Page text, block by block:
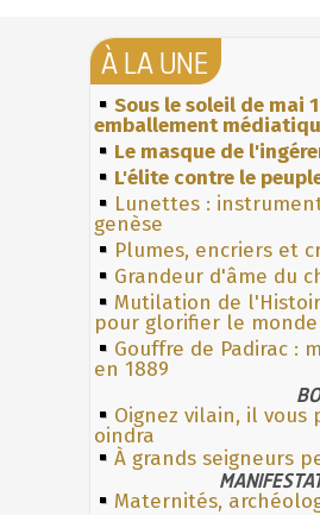
À LA UNE
Sous le soleil de mai
emballement
Le masque de
L'élite contre le
Lunettes :
genèse
Plumes, encriers et
Grandeur d'âme du
Mutilation de
pour glorifier le
Gouffre de Padirac :
en 1889
Oignez vilain, il vous
oindra
À grands seigneurs
Maternités,